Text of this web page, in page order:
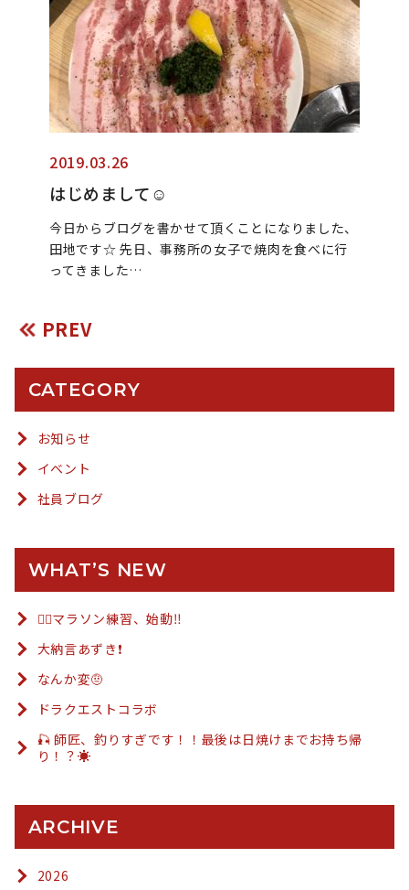
2019.03.26
はじめまして☺︎︎
今日からブログを書かせて頂くことになりました、
田地です☆ 先日、事務所の女子で焼肉を食べに行
ってきました…
PREV
CATEGORY
お知らせ
イベント
社員ブログ
WHAT’S NEW
🏃‍♂️マラソン練習、始動‼️
大納言あずき❗️
なんか変🤨
ドラクエストコラボ
🎣 師匠、釣りすぎです！！最後は日焼けまでお持ち帰
り！？☀️
ARCHIVE
2026